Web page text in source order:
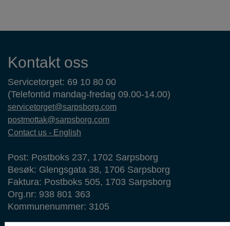
Kontaktinformasjon
Kontakt oss
Servicetorget: 69 10 80 00
(Telefontid mandag-fredag 09.00-14.00)
servicetorget@sarpsborg.com
postmottak@sarpsborg.com
Contact us - English
Post: Postboks 237, 1702 Sarpsborg
Besøk: Glengsgata 38, 1706 Sarpsborg
Faktura: Postboks 505, 1703 Sarpsborg
Org.nr: 938 801 363
Kommunenummer: 3105